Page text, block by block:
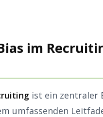
im
ist ein zentraler
umfassenden